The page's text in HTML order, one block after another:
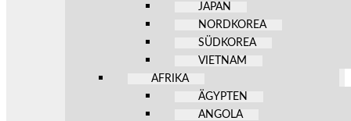
JAPAN
NORDKOREA
SÜDKOREA
VIETNAM
AFRIKA
ÄGYPTEN
ANGOLA